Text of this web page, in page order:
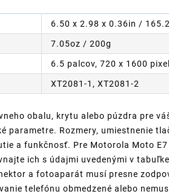
6.50 x 2.98 x 0.36in /
7.05oz / 200g
6.5 palcov, 720 x 1600
XT2081-1, XT2081-2
obalu, krytu alebo púzdra pre
parametre. Rozmery, umiestnenie
a funkčnosť. Pre Motorola Moto
ich s údajmi uvedenými v
a fotoaparát musí presne
telefónu obmedzené alebo